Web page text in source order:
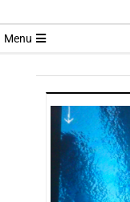
Menu